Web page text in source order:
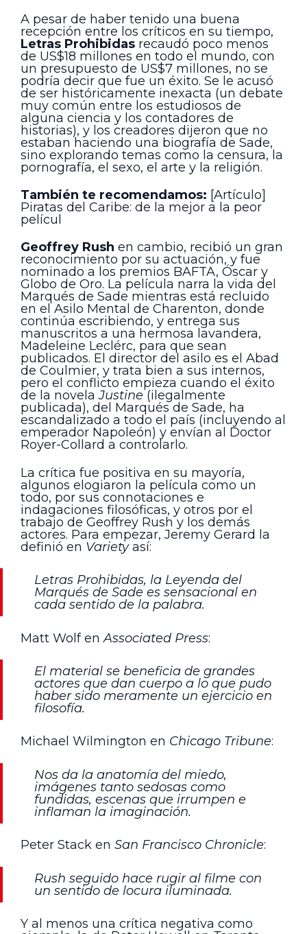
A pesar de haber tenido una buena
recepción entre los críticos en su tiempo,
Letras Prohibidas recaudó poco menos
de US$18 millones en todo el mundo, con
un presupuesto de US$7 millones, no se
podría decir que fue un éxito. Se le acusó
de ser históricamente inexacta (un debate
muy común entre los estudiosos de
alguna ciencia y los contadores de
historias), y los creadores dijeron que no
estaban haciendo una biografía de Sade,
sino explorando temas como la censura, la
pornografía, el sexo, el arte y la religión.
También te recomendamos: [Artículo]
Piratas del Caribe: de la mejor a la peor
películ
Geoffrey Rush en cambio, recibió un gran
reconocimiento por su actuación, y fue
nominado a los premios BAFTA, Óscar y
Globo de Oro. La película narra la vida del
Marqués de Sade mientras está recluido
en el Asilo Mental de Charenton, donde
continúa escribiendo, y entrega sus
manuscritos a una hermosa lavandera,
Madeleine Leclérc, para que sean
publicados. El director del asilo es el Abad
de Coulmier, y trata bien a sus internos,
pero el conflicto empieza cuando el éxito
de la novelaJustine (ilegalmente
publicada), del Marqués de Sade, ha
escandalizado a todo el país (incluyendo al
emperador Napoleón) y envían al Doctor
Royer-Collard a controlarlo.
La crítica fue positiva en su mayoría,
algunos elogiaron la película como un
todo, por sus connotaciones e
indagaciones filosóficas, y otros por el
trabajo de Geoffrey Rush y los demás
actores. Para empezar, Jeremy Gerard la
definió en Varietyasí:
Letras Prohibidas, la Leyenda del
Marqués de Sade es sensacional en
cada sentido de la palabra.
Matt Wolf enAssociated Press:
El material se beneficia de grandes
actores que dan cuerpo a lo que pudo
haber sido meramente un ejercicio en
filosofía.
Michael Wilmington en Chicago Tribune:
Nos da la anatomía del miedo,
imágenes tanto sedosas como
fundidas, escenas que irrumpen e
inflaman la imaginación.
Peter Stack en San Francisco Chronicle:
Rush seguido hace rugir al filme con
un sentido de locura iluminada.
Y al menos una crítica negativa como